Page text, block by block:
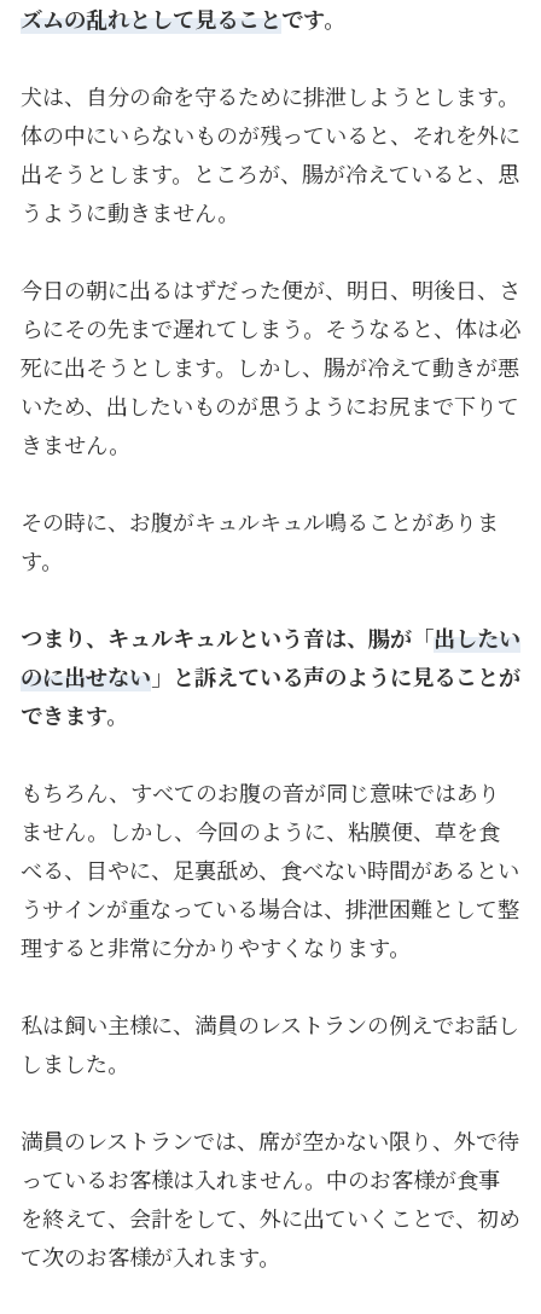
ズムの乱れとして見ることです。
犬は、自分の命を守るために排泄しようとします。
体の中にいらないものが残っていると、それを外に
出そうとします。ところが、腸が冷えていると、思
うように動きません。
今日の朝に出るはずだった便が、明日、明後日、さ
らにその先まで遅れてしまう。そうなると、体は必
死に出そうとします。しかし、腸が冷えて動きが悪
いため、出したいものが思うようにお尻まで下りて
きません。
その時に、お腹がキュルキュル鳴ることがありま
す。
つまり、キュルキュルという音は、腸が「出したい
のに出せない」と訴えている声のように見ることが
できます。
もちろん、すべてのお腹の音が同じ意味ではあり
ません。しかし、今回のように、粘膜便、草を食
べる、目やに、足裏舐め、食べない時間があるとい
うサインが重なっている場合は、排泄困難として整
理すると非常に分かりやすくなります。
私は飼い主様に、満員のレストランの例えでお話し
しました。
満員のレストランでは、席が空かない限り、外で待
っているお客様は入れません。中のお客様が食事
を終えて、会計をして、外に出ていくことで、初め
て次のお客様が入れます。